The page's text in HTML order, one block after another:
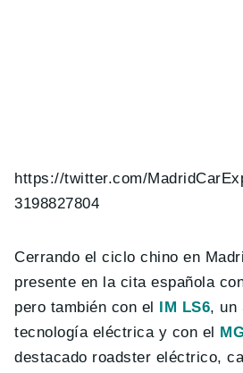
https://twitter.com/
3198827804
Cerrando el ciclo chino en
presente en la cita española
pero también con el IM LS6, un
tecnología eléctrica y con el
destacado roadster eléctrico,